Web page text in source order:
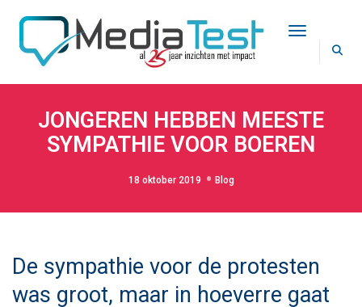
Toggle
JONGEREN HEBBEN MEESTE
SYMPATHIE VOOR BOEREN
18 oktober 2019 Blog
De sympathie voor de protesten
was groot, maar in hoeverre gaat